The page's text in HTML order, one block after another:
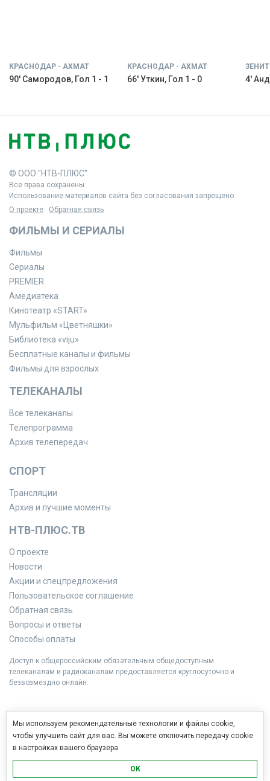
КРАСНОДАР - АХМАТ
90' Самородов, Гол 1 - 1
КРАСНОДАР - АХМАТ
66' Уткин, Гол 1 - 0 4'
© ООО "НТВ-ПЛЮС"
Все права сохранены.
Использование материалов сайта без согласования запрещено.
О проекте
Обратная связь
ФИЛЬМЫ И СЕРИАЛЫ
Фильмы
Сериалы
PREMIER
Амедиатека
Кинотеатр «START»
Мульфильм «Цветняшки»
Библиотека «viju»
Бесплатные каналы и фильмы
Фильмы для взрослых
ТЕЛЕКАНАЛЫ
Все телеканалы
Телепрограмма
Архив телепередач
СПОРТ
Трансляции
Архив и лучшие моменты
НТВ-ПЛЮС.ТВ
О проекте
Новости
Акции и спецпредложения
Пользовательское соглашение
Обратная связь
Вопросы и ответы
Способы оплаты
Доступ к общероссийским обязательным общедоступным
телеканалам и радиоканалам предоставляется круглосуточно и
безвозмездно онлайн.
Мы используем рекомендательные технологии и файлы cookie,
чтобы улучшить сайт для вас. Вы можете отключить передачу cookie
в настройках вашего браузера
OK